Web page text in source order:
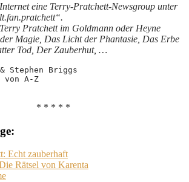
eine Terry-Pratchett-Newsgroup unter
Pratchett im Goldmann oder Heyne
Magie, Das Licht der Phantasie, Das Erbe
Tod, Der Zauberhut, …
Stephen Briggs
von A-Z
* * * * *
Echt zauberhaft
Rätsel von Karenta